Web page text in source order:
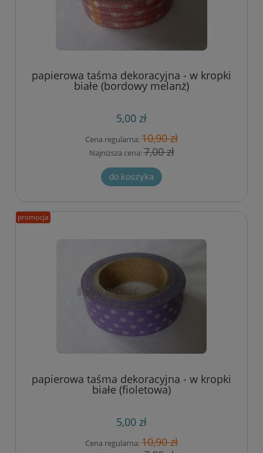
papierowa taśma dekoracyjna - w kropki
białe (bordowy melanż)
5,00 zł
Cena regularna:10,90 zł
Najniższa cena:7,00 zł
do koszyka
papierowa taśma dekoracyjna - w kropki
białe (fioletowa)
5,00 zł
Cena regularna:10,90 zł
promocja